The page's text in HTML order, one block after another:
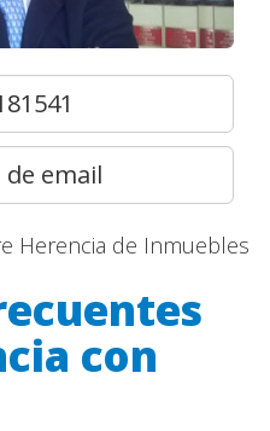
de email
Herencia de Inmuebles
con